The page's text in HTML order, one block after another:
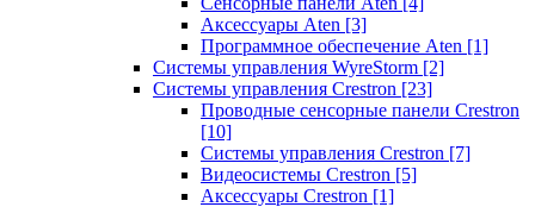
Аксессуары Aten [3]
Программное обеспечение Aten [1]
Системы управления WyreStorm [2]
Системы управления Crestron [23]
Проводные сенсорные панели Crestron
[10]
Системы управления Crestron [7]
Видеосистемы Crestron [5]
Аксессуары Crestron [1]